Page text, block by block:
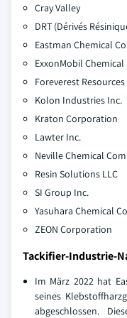
Cray Valley
DRT (Dérivés
Eastman Chemical
ExxonMobil Chemical
Foreverest
Kolon Industries Inc.
Kraton Corporation
Lawter Inc.
Neville Chemical
Resin Solutions LLC
SI Group Inc.
Yasuhara Chemical
ZEON Corporation
Tackifier-Industrie-
Im März 2022 hat
seines
abgeschlossen.